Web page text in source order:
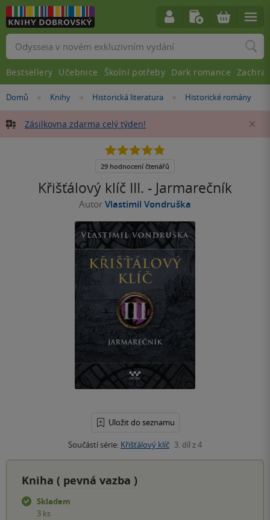
Nacházíte
zde:
Domů »
Knihy »Historická literatura »Historické romány
Zásilkovna zdarma celý týden!
Křišťálový klíč III. - Jarmarečník
Autor Vlastimil Vondruška
Uložit do seznamu
Součástí série: Křišťálový klíč 3. díl z 4
4.8
5
29 hodnocení čtenářů
Kniha ( pevná vazba )
Skladem
3 ks
Vyhledávání
Bestsellery Učebnice Školní potřeby Dark romance